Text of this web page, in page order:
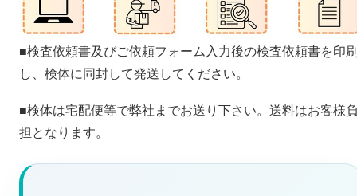
■検査依頼書及びご依頼フォーム入力後の検査依頼書を印
し、検体に同封して発送してください。
■検体は宅配便等で弊社までお送り下さい。送料はお客様
担となります。